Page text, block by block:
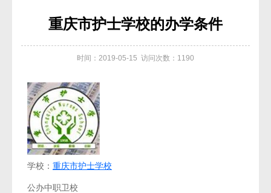
重庆市护士学校的办学条件
时间：2019-05-15 访问次数：1190
学校： 重庆市护士学校
公办中职卫校